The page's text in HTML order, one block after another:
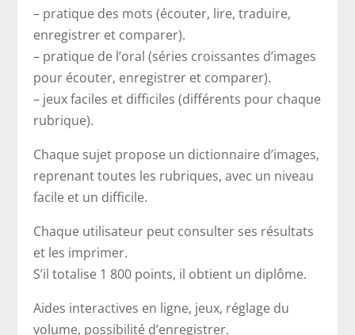
– pratique des mots (écouter, lire, traduire,
enregistrer et comparer).
– pratique de l’oral (séries croissantes d’images
pour écouter, enregistrer et comparer).
– jeux faciles et difficiles (différents pour chaque
rubrique).
Chaque sujet propose un dictionnaire d’images,
reprenant toutes les rubriques, avec un niveau
facile et un difficile.
Chaque utilisateur peut consulter ses résultats
et les imprimer.
S’il totalise 1 800 points, il obtient un diplôme.
Aides interactives en ligne, jeux, réglage du
volume, possibilité d’enregistrer.